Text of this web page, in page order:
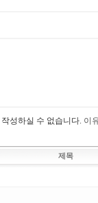
성하실 수 없습니다. 이
제목